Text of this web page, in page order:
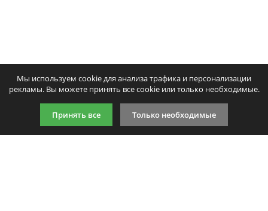
Мы используем cookie для анализа трафика и персонализации
рекламы. Вы можете принять все cookie или только необходимые.
Принять все Только необходимые